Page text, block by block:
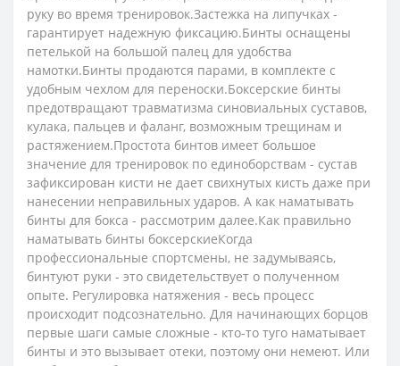
руку во время тренировок.Застежка на липучках -
гарантирует надежную фиксацию.Бинты оснащены
петелькой на большой палец для удобства
намотки.Бинты продаются парами, в комплекте с
удобным чехлом для переноски.Боксерские бинты
предотвращают травматизма синовиальных суставов,
кулака, пальцев и фаланг, возможным трещинам и
растяжением.Простота бинтов имеет большое
значение для тренировок по единоборствам - сустав
зафиксирован кисти не дает свихнутых кисть даже при
нанесении неправильных ударов. А как наматывать
бинты для бокса - рассмотрим далее.Как правильно
наматывать бинты боксерскиеКогда
профессиональные спортсмены, не задумываясь,
бинтуют руки - это свидетельствует о полученном
опыте. Регулировка натяжения - весь процесс
происходит подсознательно. Для начинающих борцов
первые шаги самые сложные - кто-то туго наматывает
бинты и это вызывает отеки, поэтому они немеют. Или